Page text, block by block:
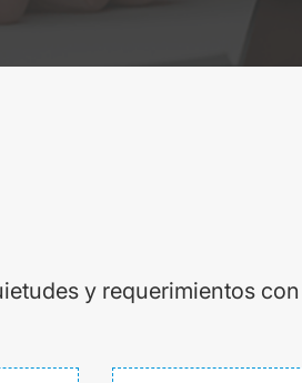
y requerimientos